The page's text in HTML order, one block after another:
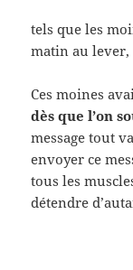
tels que les
matin au
Ces moines
dès que l’on
message tout
envoyer ce
tous les
détendre